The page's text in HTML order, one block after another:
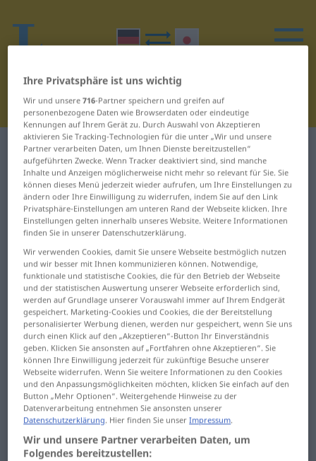
Deutsch-Japanisch Wörterbuch L
Wörter auf Deutsch, die mit L
beginnen
labil ... länglich
längs ... Lampe
Land ... langweilen
langweilig ... laufen
Laune ... Lebenslauf
Lebensmittel ... Lehne
lehnen ... Leihwagen
Leim ... Lenkstange
lernen ... Lidschatten
lieb ... liefern
Lieferschein ... Link
linke ... lochen
Locher ... lohnen
Lohnerhöhung ... Lotto
Lotuswurzel ...
Luftwaffe
Ihre Privatsphäre ist uns wichtig
Wir und unsere716-Partner speichern und greifen auf
personenbezogene Daten wie Browserdaten oder eindeutige
Kennungen auf Ihrem Gerät zu. Durch Auswahl von Akzeptieren
aktivieren Sie Tracking-Technologien für die unter „Wir und unsere
Partner verarbeiten Daten, um Ihnen Dienste bereitzustellen“
aufgeführten Zwecke. Wenn Tracker deaktiviert sind, sind manche
Inhalte und Anzeigen möglicherweise nicht mehr so relevant für Sie. Sie
können dieses Menü jederzeit wieder aufrufen, um Ihre Einstellungen zu
ändern oder Ihre Einwilligung zu widerrufen, indem Sie auf den Link
Privatsphäre-Einstellungen am unteren Rand der Webseite klicken. Ihre
Einstellungen gelten innerhalb unseres Website. Weitere Informationen
finden Sie in unserer Datenschutzerklärung.
Wir verwenden Cookies, damit Sie unsere Webseite bestmöglich nutzen
und wir besser mit Ihnen kommunizieren können. Notwendige,
funktionale und statistische Cookies, die für den Betrieb der Webseite
und der statistischen Auswertung unserer Webseite erforderlich sind,
werden auf Grundlage unserer Vorauswahl immer auf Ihrem Endgerät
gespeichert. Marketing-Cookies und Cookies, die der Bereitstellung
personalisierter Werbung dienen, werden nur gespeichert, wenn Sie uns
durch einen Klick auf den „Akzeptieren“-Button Ihr Einverständnis
geben. Klicken Sie ansonsten auf „Fortfahren ohne Akzeptieren“. Sie
können Ihre Einwilligung jederzeit für zukünftige Besuche unserer
Webseite widerrufen. Wenn Sie weitere Informationen zu den Cookies
und den Anpassungsmöglichkeiten möchten, klicken Sie einfach auf den
Button „Mehr Optionen“. Weitergehende Hinweise zu der
Datenverarbeitung entnehmen Sie ansonsten unserer
Datenschutzerklärung. Hier finden Sie unserImpressum.
Wir und unsere Partner verarbeiten Daten, um
Folgendes bereitzustellen: